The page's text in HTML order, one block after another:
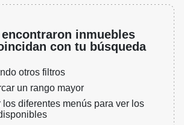
encontraron inmuebles
con tu búsqueda
otros filtros
un rango mayor
los diferentes menús para ver los